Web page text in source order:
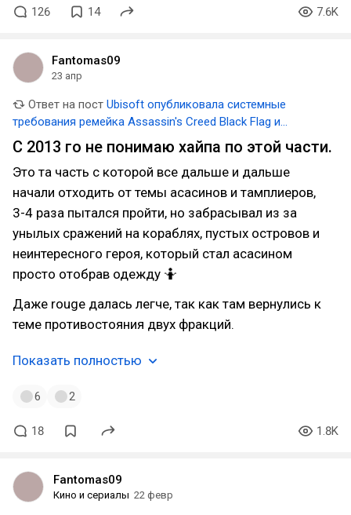
126 14 7.6K
Fantomas09
23 апр
Ответ на пост Ubisoft опубликовала системные
требования ремейка Assassin's Creed Black Flag и
рассказала о PS5-версии
С 2013 го не понимаю хайпа по этой части.
Это та часть с которой все дальше и дальше
начали отходить от темы асасинов и тамплиеров,
3-4 раза пытался пройти, но забрасывал из за
унылых сражений на кораблях, пустых островов и
неинтересного героя, который стал асасином
просто отобрав одежду 🤷
Даже rouge далась легче, так как там вернулись к
теме противостояния двух фракций.
Показать полностью
6 2
18 1.8K
Fantomas09
Кино и сериалы 22 февр